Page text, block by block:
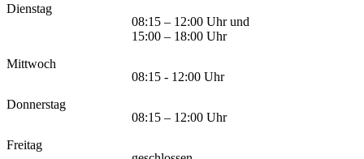
Dienstag
08:15 – 12:00 Uhr und
15:00 – 18:00 Uhr
Mittwoch
08:15 - 12:00 Uhr
Donnerstag
08:15 – 12:00 Uhr
Freitag